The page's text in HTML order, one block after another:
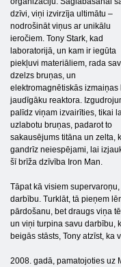
dzīvi, viņi izvirzīja ultimātu –
nodrošināt viņus ar unikālu
ieročiem. Tony Stark, kad
laboratorijā, un kam ir iegūta
piekļuvi materiāliem, rada
dzelzs bruņas, un
elektromagnētiskās izmaiņas
jaudīgāku reaktora.
palīdz viņam izvairīties, tikai
uzlabotu bruņas, padarot to
sakausējums titāna un zelta,
gandrīz neiespējami, lai
šī brīža dzīvība Iron Man.
Tāpat kā visiem
darbību. Turklāt, tā pieņem
pārdošanu, bet draugs viņa
un viņi turpina savu darbību,
beigās stāsts, Tony atzīst, ka
2008. gadā, pamatojoties uz